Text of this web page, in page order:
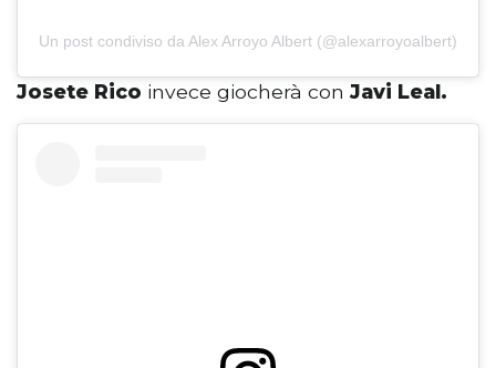
Un post condiviso da Alex Arroyo Albert (@alexarroyoalbert)
Josete Rico invece giocherà conJavi Leal.